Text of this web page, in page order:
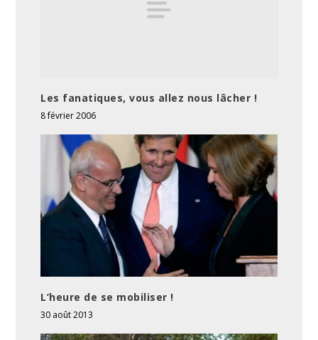
Les fanatiques, vous allez nous lâcher !
8 février 2006
L’heure de se mobiliser !
30 août 2013